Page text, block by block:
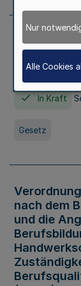
Gesetz
HG)
In Kraft
Gesetz
nach dem
und die
Nur
Alle Cookies